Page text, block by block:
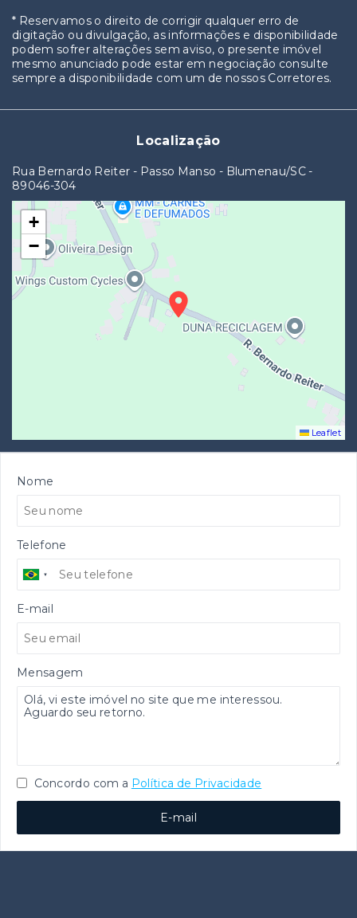
* Reservamos o direito de corrigir qualquer erro de
digitação ou divulgação, as informações e disponibilidade
podem sofrer alterações sem aviso, o presente imóvel
mesmo anunciado pode estar em negociação consulte
sempre a disponibilidade com um de nossos Corretores.
Localização
Rua Bernardo Reiter - Passo Manso - Blumenau/SC-
89046-304
+
−
Leaflet
Nome
Telefone
E-mail
Mensagem
Concordo com a Política de Privacidade
E-mail